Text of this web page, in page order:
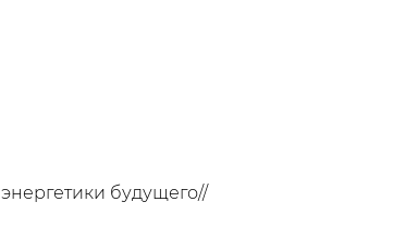
будущего//